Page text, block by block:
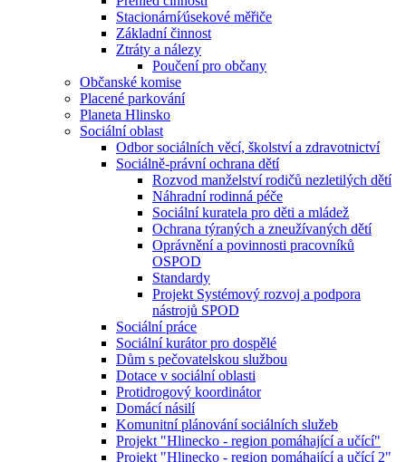
Stacionární⁄úsekové měřiče
Základní činnost
Ztráty a nálezy
Poučení pro občany
Občanské komise
Placené parkování
Planeta Hlinsko
Sociální oblast
Odbor sociálních věcí, školství a zdravotnictví
Sociálně-právní ochrana dětí
Rozvod manželství rodičů nezletilých dětí
Náhradní rodinná péče
Sociální kuratela pro děti a mládež
Ochrana týraných a zneužívaných dětí
Oprávnění a povinnosti pracovníků
OSPOD
Standardy
Projekt Systémový rozvoj a podpora
nástrojů SPOD
Sociální práce
Sociální kurátor pro dospělé
Dům s pečovatelskou službou
Dotace v sociální oblasti
Protidrogový koordinátor
Domácí násilí
Komunitní plánování sociálních služeb
Projekt "Hlinecko - region pomáhající a učící"
Projekt "Hlinecko - region pomáhající a učící 2"